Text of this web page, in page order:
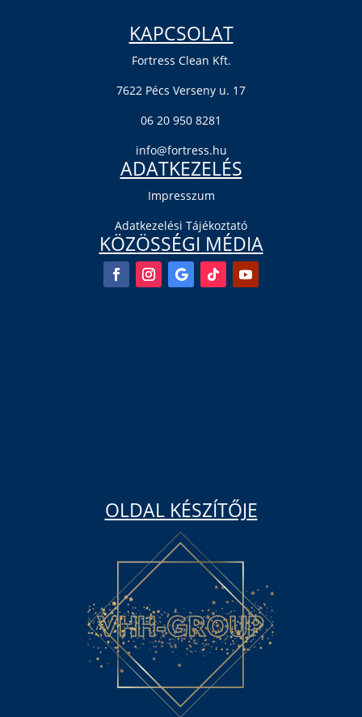
KAPCSOLAT
Fortress Clean Kft.
7622 Pécs Verseny u. 17
06 20 950 8281
info@fortress.hu
ADATKEZELÉS
Impresszum
Adatkezelési Tájékoztató
KÖZÖSSÉGI MÉDIA
OLDAL KÉSZÍTŐJE